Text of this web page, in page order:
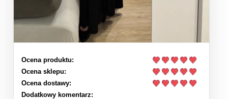
Ocena produktu:
Ocena sklepu:
Ocena dostawy:
Dodatkowy komentarz: